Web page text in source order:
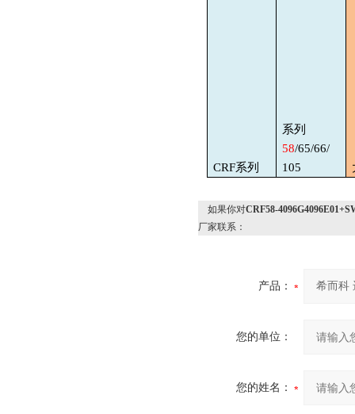
CRF系列
系列
58/65/66/
105
如果你对CRF58-
厂家联系：
产品：
您的单位：
您的姓名：